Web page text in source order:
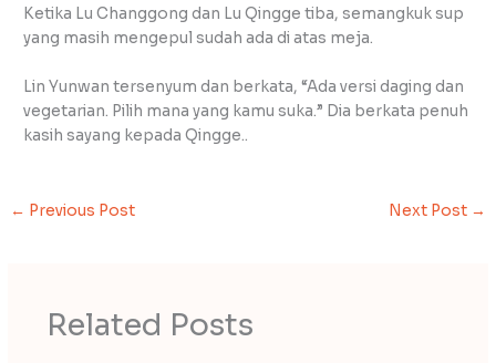
Ketika Lu Changgong dan Lu Qingge tiba, semangkuk sup
yang masih mengepul sudah ada di atas meja.
Lin Yunwan tersenyum dan berkata, “Ada versi daging dan
vegetarian. Pilih mana yang kamu suka.” Dia berkata penuh
kasih sayang kepada Qingge..
← Previous Post Next Post →
Related Posts